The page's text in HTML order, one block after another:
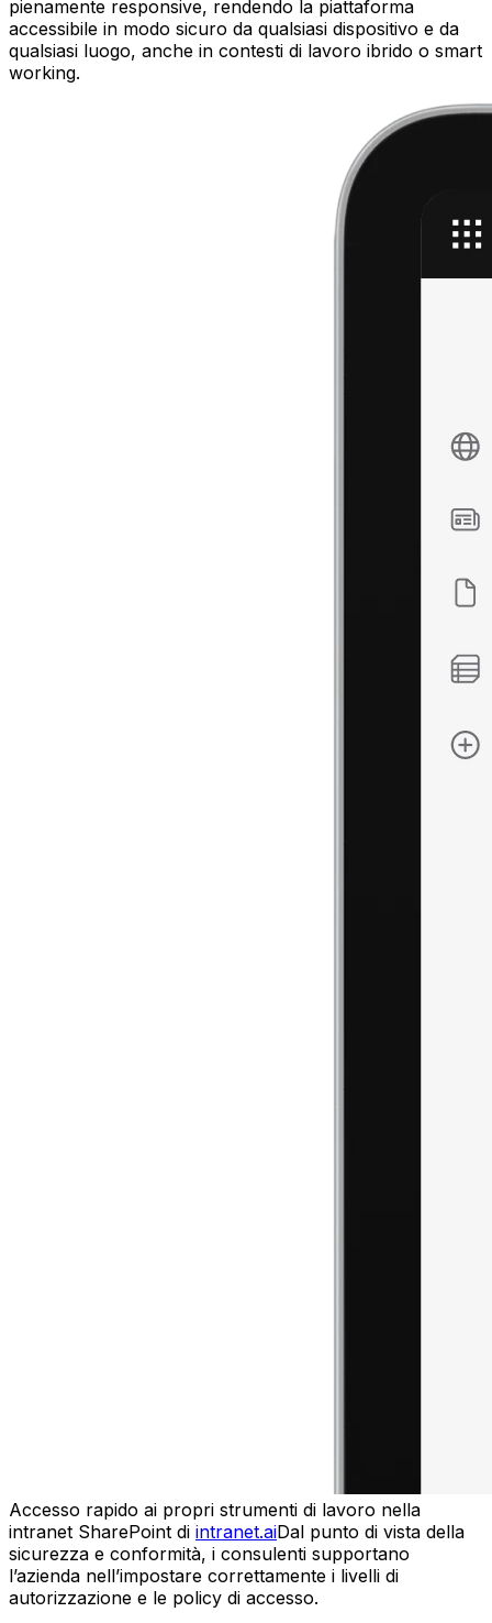
pienamente responsive, rendendo la piattaforma
accessibile in modo sicuro da qualsiasi dispositivo e da
qualsiasi luogo, anche in contesti di lavoro ibrido o smart
working.
Accesso rapido ai propri strumenti di lavoro nella
intranet SharePoint di intranet.aiDal punto di vista della
sicurezza e conformità, i consulenti supportano
l’azienda nell’impostare correttamente i livelli di
autorizzazione e le policy di accesso.